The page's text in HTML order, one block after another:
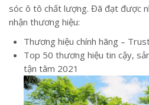
sóc ô tô chất lượng. Đã đạt được
nhận thương hiệu:
Thương hiệu chính hãng –
Top 50 thương hiệu tin cậy,
tận tâm 2021